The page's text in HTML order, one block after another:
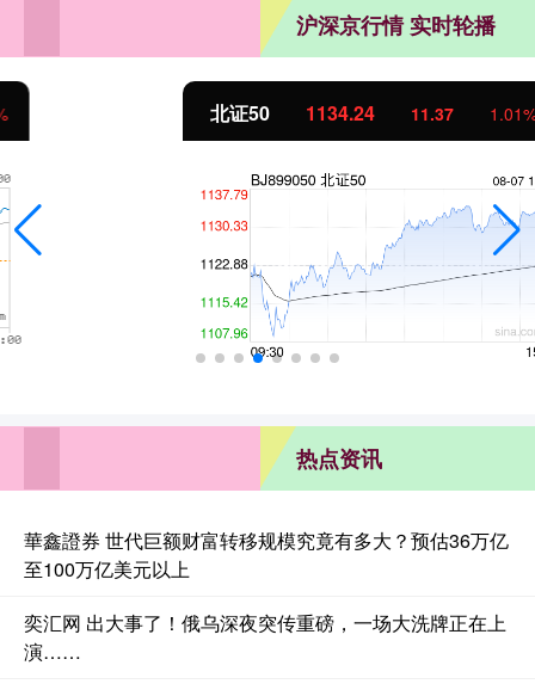
沪深京行情 实时轮播
1134.24 11.37 1.01%
热点资讯
華鑫證券 世代巨额财富转移规模究竟有多大？预估36万亿
至100万亿美元以上
奕汇网 出大事了！俄乌深夜突传重磅，一场大洗牌正在上
演……